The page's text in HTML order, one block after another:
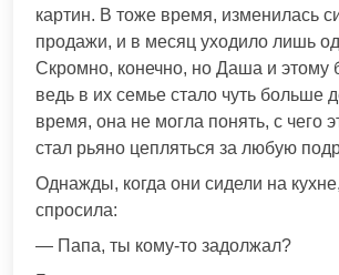
картин. В тоже время, изменилась
продажи, и в месяц уходило лишь
Скромно, конечно, но Даша и этому
ведь в их семье стало чуть больше
время, она не могла понять, с чего
стал рьяно цепляться за любую
Однажды, когда они сидели на
спросила:
— Папа, ты кому-то задолжал?